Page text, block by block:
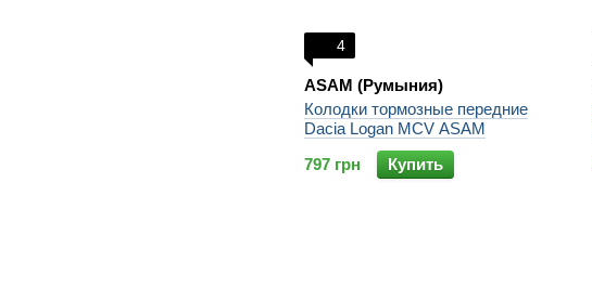
4
ASAM (Румыния)
Колодки тормозные передние
Dacia Logan MCV ASAM
797 грн
Купить